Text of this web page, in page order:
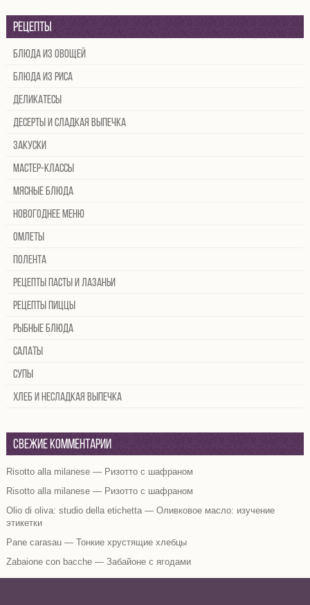
Рецепты
Блюда из овощей
Блюда из риса
Деликатесы
Десерты и сладкая выпечка
Закуски
Мастер-классы
Мясные блюда
Новогоднее меню
Омлеты
Полента
Рецепты пасты и лазаньи
Рецепты пиццы
Рыбные блюда
Салаты
Супы
Хлеб и несладкая выпечка
Свежие комментарии
Risotto alla milanese — Ризотто с шафраном
Risotto alla milanese — Ризотто с шафраном
Olio di oliva: studio della etichetta — Оливковое масло: изучение
этикетки
Pane carasau — Тонкие хрустящие хлебцы
Zabaione con bacche — Забайоне с ягодами